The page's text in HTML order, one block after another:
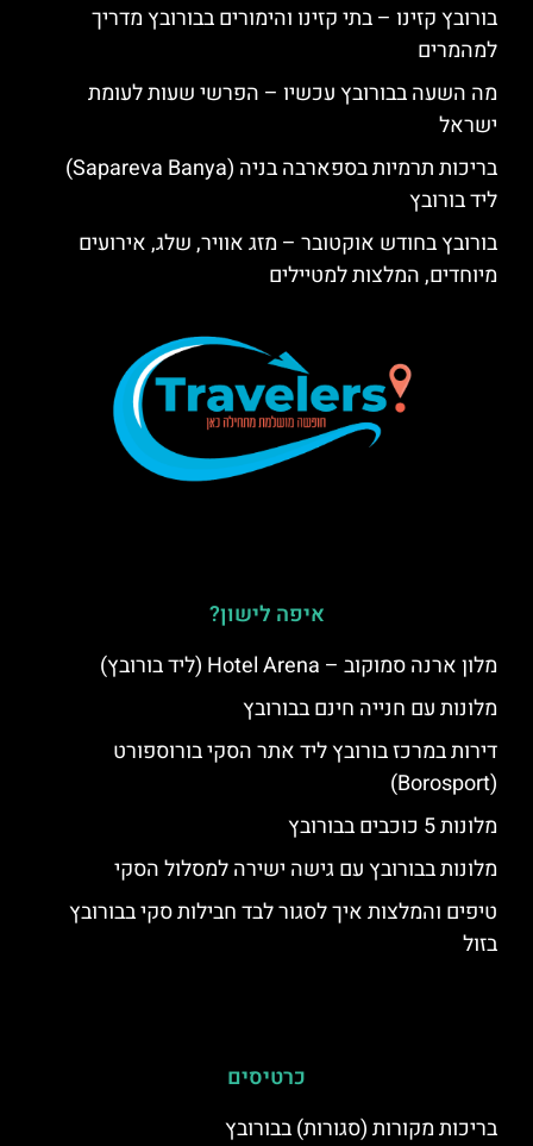
בורובץ קזינו – בתי קזינו והימורים בבורובץ מדריך
למהמרים
מה השעה בבורובץ עכשיו – הפרשי שעות לעומת
ישראל
בריכות תרמיות בספארבה בניה (Sapareva Banya)
ליד בורובץ
בורובץ בחודש אוקטובר – מזג אוויר, שלג, אירועים
מיוחדים, המלצות למטיילים
איפה לישון?
מלון ארנה סמוקוב – Hotel Arena (ליד בורובץ)
מלונות עם חנייה חינם בבורובץ
דירות במרכז בורובץ ליד אתר הסקי בורוספורט
(Borosport)
מלונות 5 כוכבים בבורובץ
מלונות בבורובץ עם גישה ישירה למסלול הסקי
טיפים והמלצות איך לסגור לבד חבילות סקי בבורובץ
בזול
כרטיסים
בריכות מקורות (סגורות) בבורובץ